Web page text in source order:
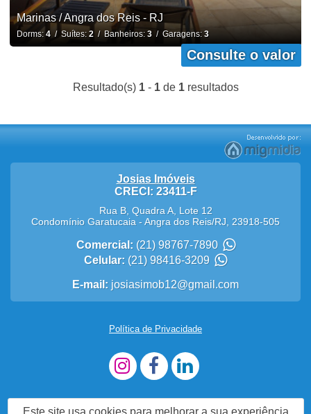
Marinas / Angra dos Reis - RJ
Dorms: 4/ Suítes: 2/ Banheiros: 3/ Garagens: 3
Consulte o valor
Resultado(s) 1- 1de 1resultados
Josias Imóveis
CRECI: 23411-F
Rua B, Quadra A, Lote 12
Condomínio Garatucaia -Angra dos Reis/RJ 23918-505
Comercial: (21) 98767-7890
Celular: (21) 98416-3209
E-mail: josiasimob12@gmail.com
Política de Privacidade
Este site usa cookies para melhorar a sua experiência